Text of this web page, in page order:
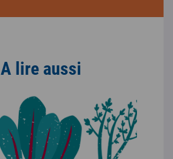
A lire aussi